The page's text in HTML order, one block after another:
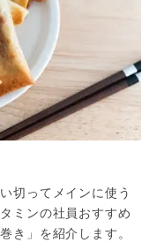
切ってメインに使う
ミンの社員おすすめ
き」を紹介します。